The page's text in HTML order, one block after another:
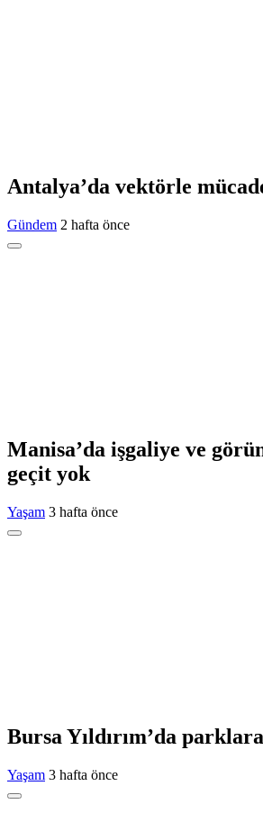
Antalya’da vektörle
Gündem 2 hafta önce
Manisa’da işgaliye ve
geçit yok
Yaşam 3 hafta önce
Bursa Yıldırım’da
Yaşam 3 hafta önce